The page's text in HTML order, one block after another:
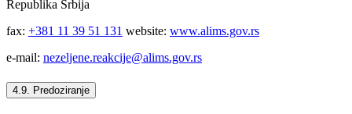
Republika Srbija
fax: +381 11 39 51 131 website: www.alims.gov.rs
e-mail: nezeljene.reakcije@alims.gov.rs
4.9. Predoziranje